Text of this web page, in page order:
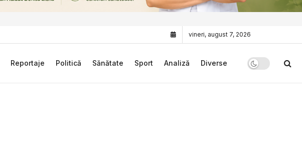
vineri, august 7, 2026
Reportaje Politică Sănătate Sport Analiză Diverse